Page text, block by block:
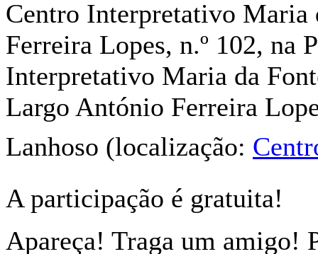
Centro Interpretativo Maria
Ferreira Lopes, n.º 102, na
Interpretativo Maria da
Largo António Ferreira
Lanhoso (localização:
A participação é gratuita!
Apareça! Traga um amigo!